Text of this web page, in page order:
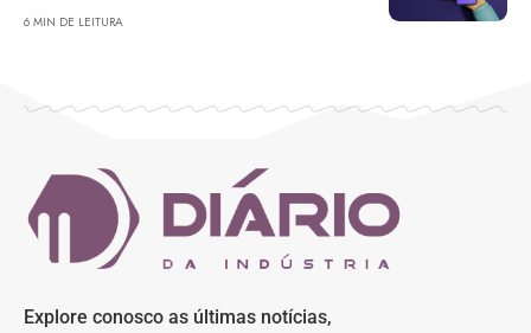
6 MIN DE LEITURA
Explore conosco as últimas notícias,